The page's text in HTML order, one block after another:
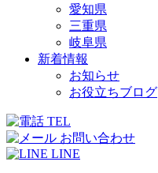
愛知県
三重県
岐阜県
新着情報
お知らせ
お役立ちブログ
TEL
お問い合わせ
LINE